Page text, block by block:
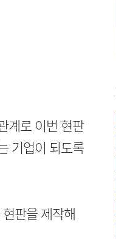
계로 이번 현판
기업이 되도록
판을 제작해